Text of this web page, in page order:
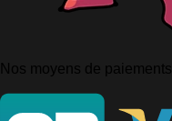
Nos moyens de paiements